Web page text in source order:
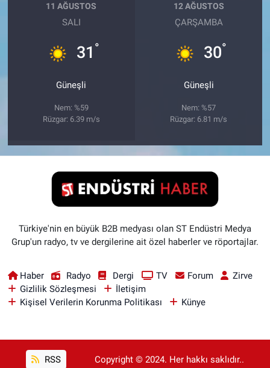
11 AĞUSTOS
SALI
31 °
Güneşli
Nem: %59
Rüzgar: 6.39 m/s
12 AĞUSTOS
ÇARŞAMBA
30°
Güneşli
Nem: %57
Rüzgar: 6.81 m/s
Türkiye'nin en büyük B2B medyası olan ST Endüstri Medya
Grup'un radyo, tv ve dergilerine ait özel haberler ve röportajlar.
Haber Radyo Dergi TV Forum
Zirve
Gizlilik Sözleşmesi
İletişim
Kişisel Verilerin Korunma Politikası
Künye
RSS Copyright © 2024. Her hakkı saklıdır..